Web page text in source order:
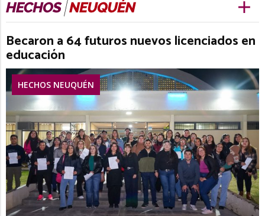
Becaron a 64 futuros nuevos licenciados en
educación
HECHOS NEUQUÉN